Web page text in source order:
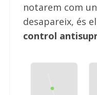
notarem com
desapareix, és
control